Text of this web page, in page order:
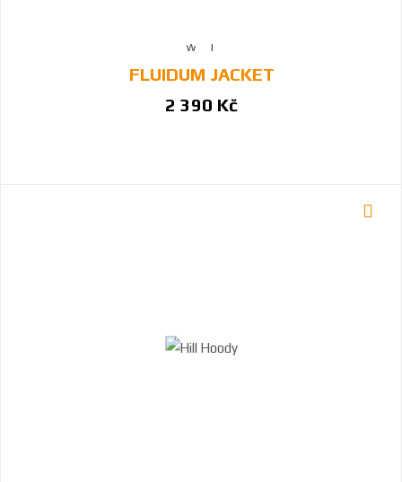
FLUIDUM JACKET
2 390 Kč